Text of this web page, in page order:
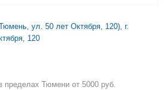
ул. 50 лет Октября, 120), г.
120
пределах Тюмени от 5000 руб.